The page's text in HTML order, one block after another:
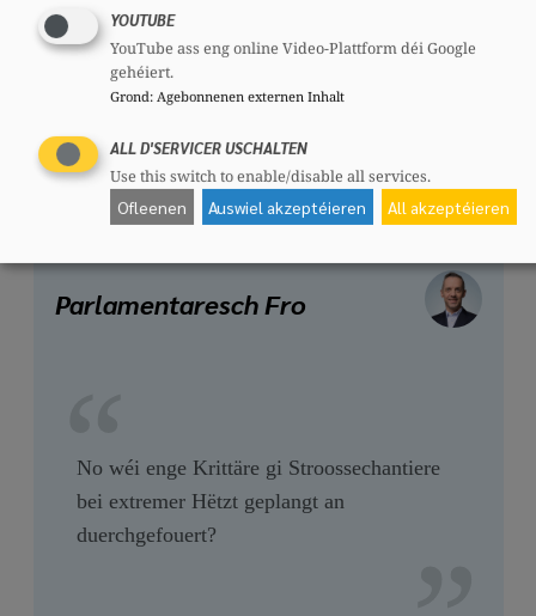
d'Geneemegegung vu PAP-NQen a
Bauprojeten déngen?
29. Juni 2026
Parlamentaresch Fro
No wéi enge Krittäre gi Stroossechantiere
bei extremer Hëtzt geplangt an
duerchgefouert?
YOUTUBE
YouTube ass eng online Video-Plattform déi Google
gehéiert.
Grond: Agebonnenen externen Inhalt
ALL D'SERVICER USCHALTEN
Use this switch to enable/disable all services.
Ofleenen Auswiel akzeptéieren All akzeptéieren